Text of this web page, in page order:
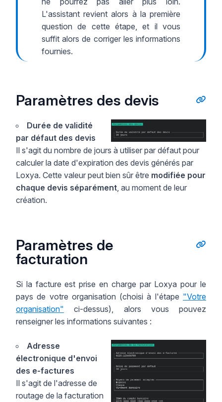
L'assistant revient alors à la première
question de cette étape, et il vous
suffit alors de corriger les informations
fournies.
Paramètres des devis
Durée de validité
par défaut des devis
Il s'agit du nombre de jours à utiliser par défaut pour
calculer la date d'expiration des devis générés par
Loxya. Cette valeur peut bien sûr être modifiée pour
chaque devis séparément , au moment de leur
création.
Paramètres de
facturation
Si la facture est prise en charge par Loxya pour le
pays de votre organisation (choisi à l'étape "Votre
organisation" ci-dessus), alors vous pouvez
renseigner les informations suivantes :
Adresse
électronique d'envoi
des e-factures
Il s'agit de l'adresse de
routage de la facturation